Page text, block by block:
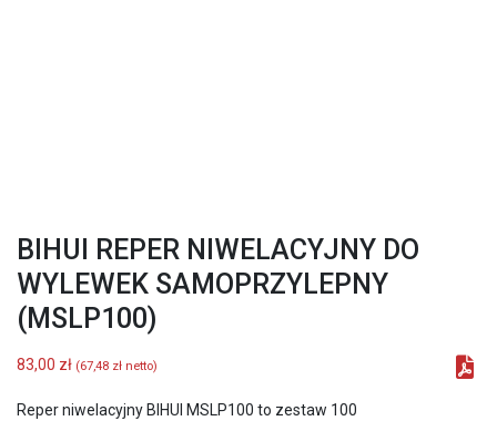
BIHUI REPER NIWELACYJNY DO
WYLEWEK SAMOPRZYLEPNY
(MSLP100)
83,00 zł (67,48 zł netto)
Reper niwelacyjny BIHUI MSLP100 to zestaw 100